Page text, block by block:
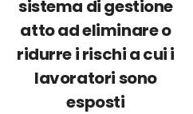
sistema di gestione
atto ad eliminare o
ridurre i rischi a cui i
lavoratori sono
esposti